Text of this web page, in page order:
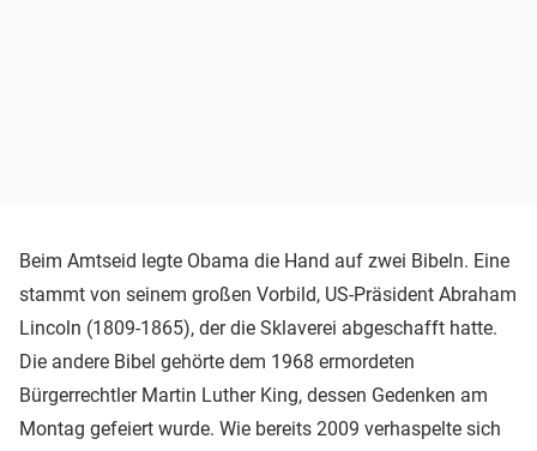
Beim Amtseid legte Obama die Hand auf zwei Bibeln. Eine
stammt von seinem großen Vorbild, US-Präsident Abraham
Lincoln (1809-1865), der die Sklaverei abgeschafft hatte.
Die andere Bibel gehörte dem 1968 ermordeten
Bürgerrechtler Martin Luther King, dessen Gedenken am
Montag gefeiert wurde. Wie bereits 2009 verhaspelte sich